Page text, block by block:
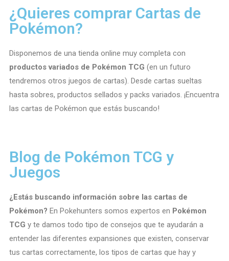
¿Quieres comprar Cartas de
Pokémon?
Disponemos de una tienda online muy completa con
productos variados de Pokémon TCG (en un futuro
tendremos otros juegos de cartas). Desde cartas sueltas
hasta sobres, productos sellados y packs variados. ¡Encuentra
las cartas de Pokémon que estás buscando!
Blog de Pokémon TCG y
Juegos
¿Estás buscando información sobre las cartas de
Pokémon? En Pokehunters somos expertos en Pokémon
TCG y te damos todo tipo de consejos que te ayudarán a
entender las diferentes expansiones que existen, conservar
tus cartas correctamente, los tipos de cartas que hay y